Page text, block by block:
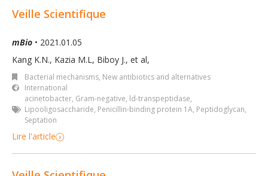
Veille Scientifique
mBio • 2021.01.05
Kang K.N., Kazia M.L, Biboy J., et al,
Bacterial mechanisms, New antibiotics and alternatives
International
acinetobacter, Gram-negative, ld-transpeptidase,
Lipooligosaccharide, Penicillin-binding protein 1A, Peptidoglycan,
Septation
Lire l'article